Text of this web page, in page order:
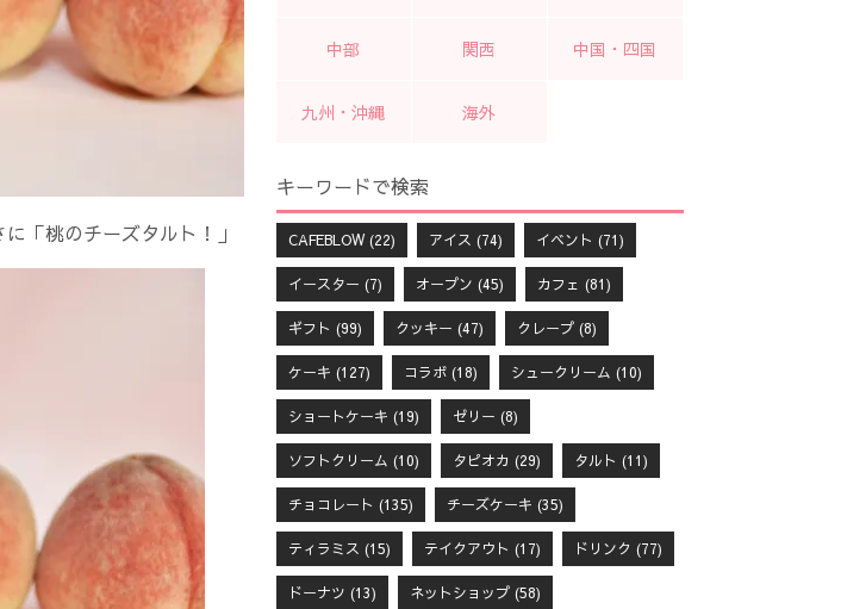
「桃のチーズタルト！」
中部 関西 中国・四国
九州・沖縄 海外
キーワードで検索
CAFEBLOW(22) アイス (74) イベント (71)
イースター (7) オープン (45) カフェ (81)
ギフト (99) クッキー (47) クレープ(8)
ケーキ (127) コラボ(18) シュークリーム (10)
ショートケーキ (19) ゼリー (8)
ソフトクリーム (10) タピオカ (29) タルト (11)
チョコレート (135) チーズケーキ (35)
ティラミス (15) テイクアウト (17) ドリンク (77)
ドーナツ (13) ネットショップ(58)